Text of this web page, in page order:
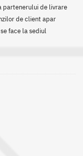
partenerului de livrare
de client apar
face la sediul